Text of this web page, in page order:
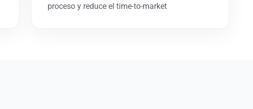
proceso y reduce el time-to-market